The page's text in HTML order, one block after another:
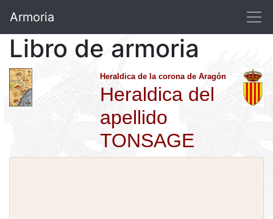
Armoria
Libro de armoria
Heraldica de la corona de Aragón
Heraldica del
apellido
TONSAGE